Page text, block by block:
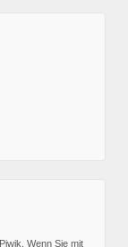
Wenn Sie mit